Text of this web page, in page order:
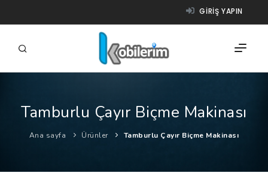
GIRIŞ YAPIN
FIRMALAR
ÜRÜNLER
NASIL ÇALIŞIR?
Tamburlu Çayır Biçme Makinası
Ana sayfa Ürünler Tamburlu Çayır Biçme Makinası